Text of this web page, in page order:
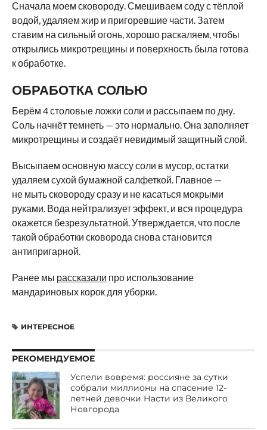
Сначала моем сковороду. Смешиваем соду с тёплой
водой, удаляем жир и пригоревшие части. Затем
ставим на сильный огонь, хорошо раскаляем, чтобы
открылись микротрещины и поверхность была готова
к обработке.
ОБРАБОТКА СОЛЬЮ
Берём 4 столовые ложки соли и рассыпаем по дну.
Соль начнёт темнеть — это нормально. Она заполняет
микротрещины и создаёт невидимый защитный слой.
Высыпаем основную массу соли в мусор, остатки
удаляем сухой бумажной салфеткой. Главное —
не мыть сковороду сразу и не касаться мокрыми
руками. Вода нейтрализует эффект, и вся процедура
окажется безрезультатной. Утверждается, что после
такой обработки сковорода снова становится
антипригарной.
Ранее мы рассказали про использование
мандариновых корок для уборки.
ИНТЕРЕСНОЕ
РЕКОМЕНДУЕМОЕ
Успели вовремя: россияне за сутки
собрали миллионы на спасение 12-
летней девочки Насти из Великого
Новгорода